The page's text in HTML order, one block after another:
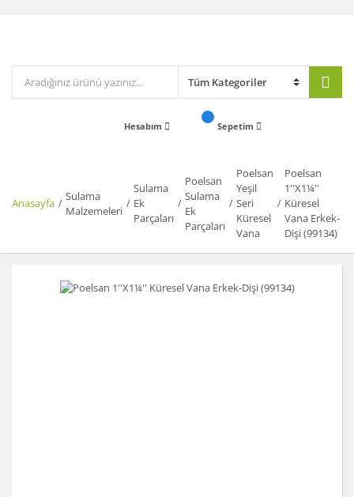
Hesabım Sepetim
Anasayfa
Sulama
Malzemeleri
Sulama
Ek
Parçaları
Poelsan
Sulama
Ek
Parçaları
Poelsan
Yeşil
Seri
Küresel
Vana
Poelsan
1''X1¼''
Küresel
Vana Erkek-
Dişi (99134)